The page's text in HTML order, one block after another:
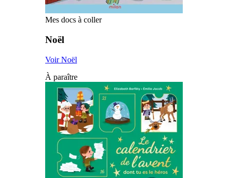
Mes docs à coller
Noël
Voir Noël
À paraître